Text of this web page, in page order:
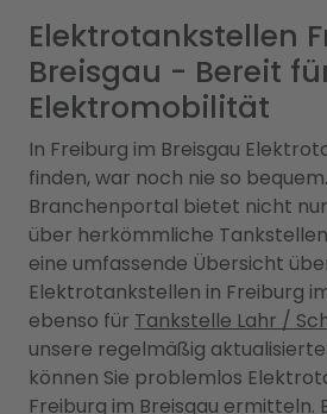
Elektrotankstellen
Breisgau - Bereit
Elektromobilität
In Freiburg im Breisgau
finden, war noch nie so
Branchenportal bietet nicht
über herkömmliche
eine umfassende Übersicht
Elektrotankstellen in Freiburg
ebenso für Tankstelle Lahr /
unsere regelmäßig
können Sie problemlos
Freiburg im Breisgau ermitteln.